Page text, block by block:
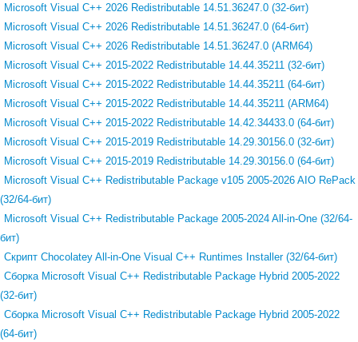
Microsoft Visual C++ 2026 Redistributable 14.51.36247.0 (32-бит)
Microsoft Visual C++ 2026 Redistributable 14.51.36247.0 (64-бит)
Microsoft Visual C++ 2026 Redistributable 14.51.36247.0 (ARM64)
Microsoft Visual C++ 2015-2022 Redistributable 14.44.35211 (32-бит)
Microsoft Visual C++ 2015-2022 Redistributable 14.44.35211 (64-бит)
Microsoft Visual C++ 2015-2022 Redistributable 14.44.35211 (ARM64)
Microsoft Visual C++ 2015-2022 Redistributable 14.42.34433.0 (64-бит)
Microsoft Visual C++ 2015-2019 Redistributable 14.29.30156.0 (32-бит)
Microsoft Visual C++ 2015-2019 Redistributable 14.29.30156.0 (64-бит)
Microsoft Visual C++ Redistributable Package v105 2005-2026 AIO RePack
(32/64-бит)
Microsoft Visual C++ Redistributable Package 2005-2024 All-in-One (32/64-
бит)
Скрипт Chocolatey All-in-One Visual C++ Runtimes Installer (32/64-бит)
Сборка Microsoft Visual C++ Redistributable Package Hybrid 2005-2022
(32-бит)
Сборка Microsoft Visual C++ Redistributable Package Hybrid 2005-2022
(64-бит)